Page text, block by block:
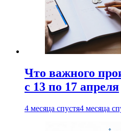
Что важного
с 13 по 17 апреля
4 месяца спустя4 месяца